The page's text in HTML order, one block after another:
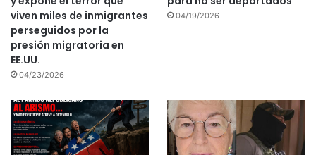
viven miles de inmigrantes
perseguidos por la
presión migratoria en
EE.UU.
04/23/2026
04/19/2026